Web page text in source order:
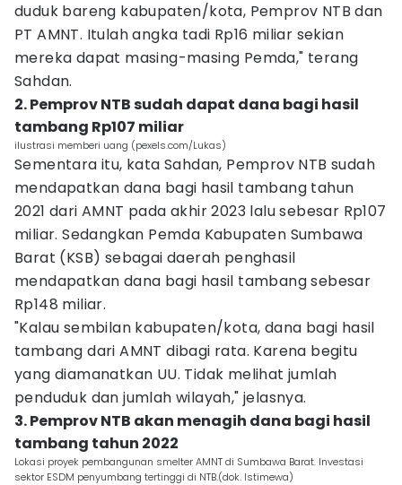
duduk bareng kabupaten/kota, Pemprov NTB dan
PT AMNT. Itulah angka tadi Rp16 miliar sekian
mereka dapat masing-masing Pemda," terang
Sahdan.
2. Pemprov NTB sudah dapat dana bagi hasil
tambang Rp107 miliar
ilustrasi memberi uang (pexels.com/Lukas)
Sementara itu, kata Sahdan, Pemprov NTB sudah
mendapatkan dana bagi hasil tambang tahun
2021 dari AMNT pada akhir 2023 lalu sebesar Rp107
miliar. Sedangkan Pemda Kabupaten Sumbawa
Barat (KSB) sebagai daerah penghasil
mendapatkan dana bagi hasil tambang sebesar
Rp148 miliar.
"Kalau sembilan kabupaten/kota, dana bagi hasil
tambang dari AMNT dibagi rata. Karena begitu
yang diamanatkan UU. Tidak melihat jumlah
penduduk dan jumlah wilayah," jelasnya.
3. Pemprov NTB akan menagih dana bagi hasil
tambang tahun 2022
Lokasi proyek pembangunan smelter AMNT di Sumbawa Barat. Investasi
sektor ESDM penyumbang tertinggi di NTB.(dok. Istimewa)